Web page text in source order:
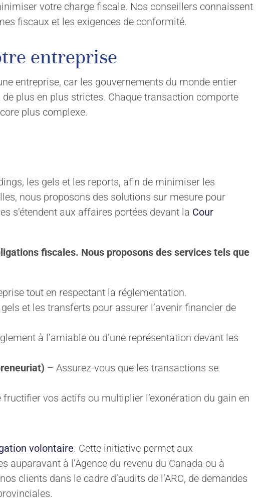
votre charge fiscale. Nos conseillers connaissent
fiscaux et les exigences de conformité.
entreprise
entreprise, car les gouvernements du monde entier
plus en plus strictes. Chaque transaction comporte
plus complexe.
les gels et les reports, afin de minimiser les
nous proposons des solutions sur mesure pour
s’étendent aux affaires portées devant la Cour
fiscales. Nous proposons des services tels que
tout en respectant la réglementation.
et les transferts pour assurer l’avenir financier de
à l’amiable ou d’une représentation devant les
– Assurez-vous que les transactions se
vos actifs ou multiplier l’exonération du gain en
volontaire. Cette initiative permet aux
à l’Agence du revenu du Canada ou à
clients dans le cadre d’audits de l’ARC, de demandes